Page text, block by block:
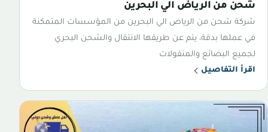
شحن من الرياض الي البحرين
شركة شحن من الرياض الي البحرين من المؤسسات المتمكنة
في عملها بدقة، يتم عن طريقها الانتقال والشحن البحري
لجميع البضائع والمنقولات
اقرأ التفاصيل